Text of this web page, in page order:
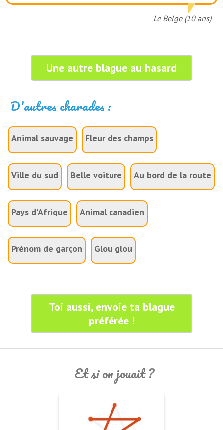
Le Belge (10 ans)
Une autre blague au hasard
D'autres charades :
Animal sauvage Fleur des champs
Ville du sud Belle voiture Au bord de la route
Pays d'Afrique Animal canadien
Prénom de garçon Glou glou
Toi aussi, envoie ta blague
préférée !
Et si on jouait ?